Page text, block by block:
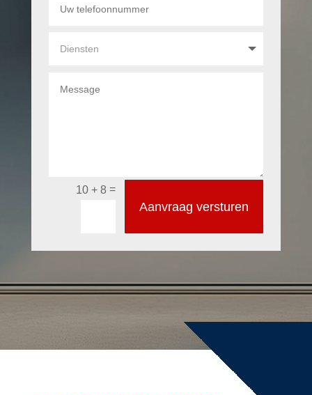
10 + 8 =
Aanvraag versturen